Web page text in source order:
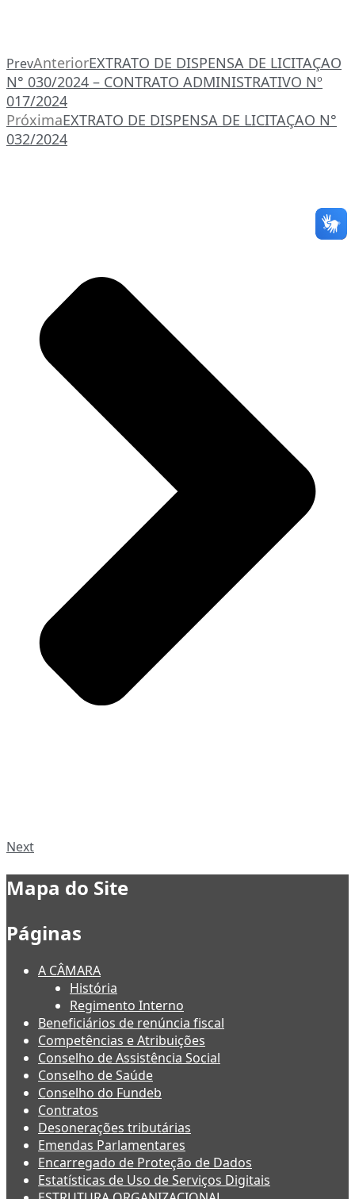
PrevAnteriorEXTRATO DE DISPENSA DE LICITAÇAO
N° 030/2024 – CONTRATO ADMINISTRATIVO Nº
017/2024
PróximaEXTRATO DE DISPENSA DE LICITAÇAO N°
032/2024
Next
Mapa do Site
Páginas
A CÂMARA
História
Regimento Interno
Beneficiários de renúncia fiscal
Competências e Atribuições
Conselho de Assistência Social
Conselho de Saúde
Conselho do Fundeb
Contratos
Desonerações tributárias
Emendas Parlamentares
Encarregado de Proteção de Dados
Estatísticas de Uso de Serviços Digitais